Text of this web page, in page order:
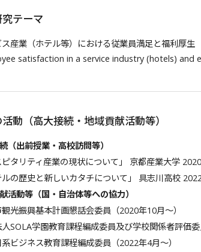
テーマ
産業（ホテル等）における従業員満足と福利厚生
satisfaction in a service industry (hotels) and
動（高大接続・地域貢献活動等）
（出前授業・高校訪問等）
ピタリティ産業の現状について」 京都産業大学
ルの歴史と新しいカタチについて」 具志川高校
活動等（国・自治体等への協力）
光振興基本計画懇話会委員（2020年10月～）
人SOLA学園教育課程編成委員及び学校関係者評価
ビジネス教育課程編成委員（2022年4月～）